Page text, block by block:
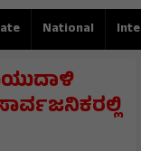
National